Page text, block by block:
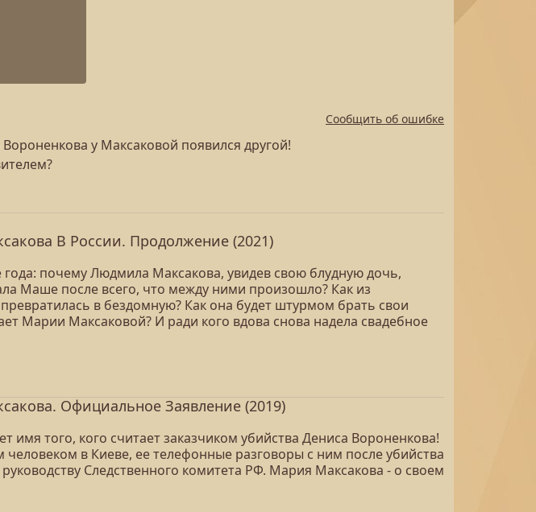
Сообщить об ошибке
у Максаковой появился другой!
В России. Продолжение (2021)
почему Людмила Максакова, увидев свою блудную дочь,
Маше после всего, что между ними произошло? Как из
в бездомную? Как она будет штурмом брать свои
Марии Максаковой? И ради кого вдова снова надела свадебное
Официальное Заявление (2019)
имя того, кого считает заказчиком убийства Дениса Вороненкова!
человеком в Киеве, ее телефонные разговоры с ним после убийства
Следственного комитета РФ. Мария Максакова - о своем